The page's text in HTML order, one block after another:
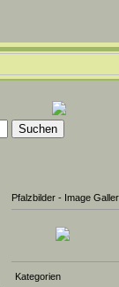
Pfalzbilder - Image
Kategorien